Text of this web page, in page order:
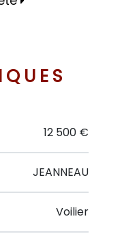
12 500 €
JEANNEAU
Voilier